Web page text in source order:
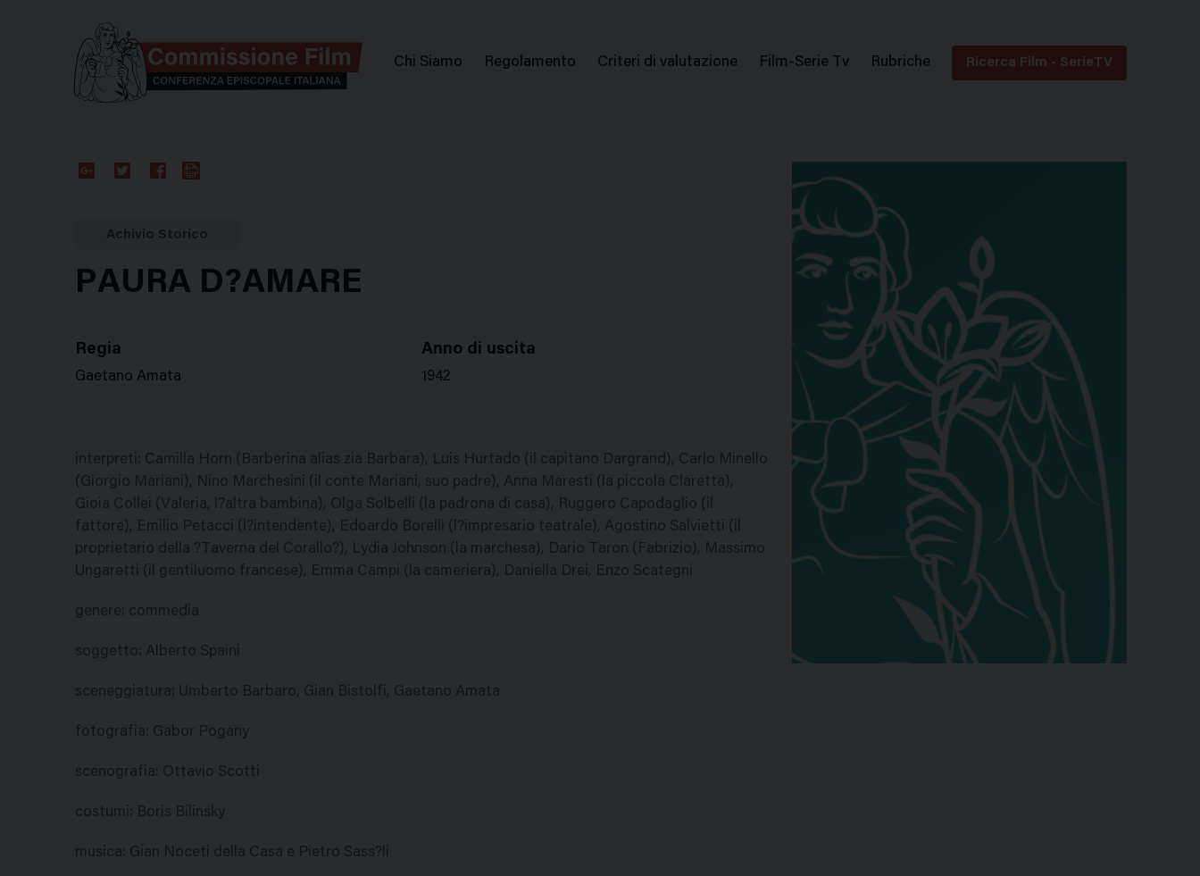
Menu
Chi Siamo Regolamento Criteri di valutazione Film-Serie Tv Rubriche Ricerca Film - SerieTV
PAURA D?AMARE
Regia
Gaetano Amata
Anno di uscita
1942
interpreti: Camilla Horn (Barberina alias zia Barbara), Luis Hurtado (il capitano Dargrand), Carlo Minello
(Giorgio Mariani), Nino Marchesini (il conte Mariani, suo padre), Anna Maresti (la piccola Claretta),
Gioia Collei (Valeria, l?altra bambina), Olga Solbelli (la padrona di casa), Ruggero Capodaglio (il
fattore), Emilio Petacci (l?intendente), Edoardo Borelli (l?impresario teatrale), Agostino Salvietti (il
proprietario della ?Taverna del Corallo?), Lydia Johnson (la marchesa), Dario Taron (Fabrizio), Massimo
Ungaretti (il gentiluomo francese), Emma Campi (la cameriera), Daniella Drei, Enzo Scategni
genere: commedia
soggetto: Alberto Spaini
sceneggiatura: Umberto Barbaro, Gian Bistolfi, Gaetano Amata
fotografia: Gabor Pogany
scenografia: Ottavio Scotti
costumi: Boris Bilinsky
musica: Gian Noceti della Casa e Pietro Sass?li